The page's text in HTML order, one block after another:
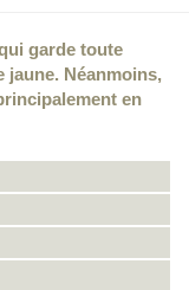
garde toute
jaune. Néanmoins,
en